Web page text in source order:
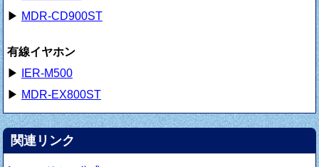
▶ MDR-CD900ST
有線イヤホン
▶
IER-M500
▶ MDR-EX800ST
関連リンク